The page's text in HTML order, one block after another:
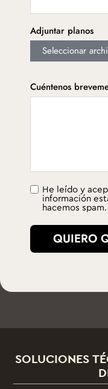
Adjuntar planos
Seleccionar
Cuéntenos
He leído y
información
hacemos spam.
QUIERO
SOLUCIONES